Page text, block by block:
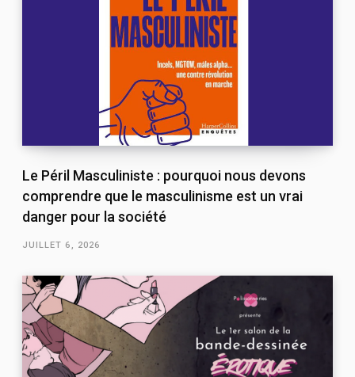
Le Péril Masculiniste : pourquoi nous devons
comprendre que le masculinisme est un vrai
danger pour la société
JUILLET 6, 2026